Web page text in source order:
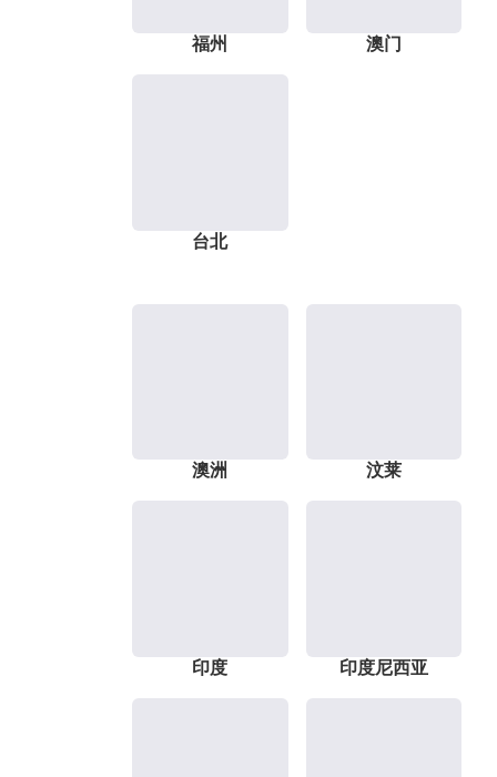
福州 澳门
台北
澳洲 汶莱
印度 印度尼西亚